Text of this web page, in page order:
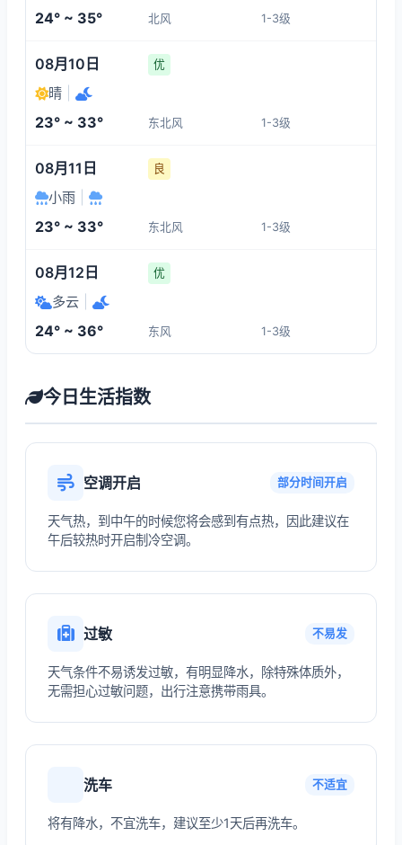
24° ~ 35° 北风 1-3级
08月10日 优
晴
23° ~ 33° 东北风 1-3级
08月11日 良
小雨
23° ~ 33° 东北风 1-3级
08月12日 优
多云
24° ~ 36° 东风 1-3级
今日生活指数
空调开启 部分时间开启
天气热，到中午的时候您将会感到有点热，因此建议在
午后较热时开启制冷空调。
过敏 不易发
天气条件不易诱发过敏，有明显降水，除特殊体质外，
无需担心过敏问题，出行注意携带雨具。
洗车 不适宜
将有降水，不宜洗车，建议至少1天后再洗车。